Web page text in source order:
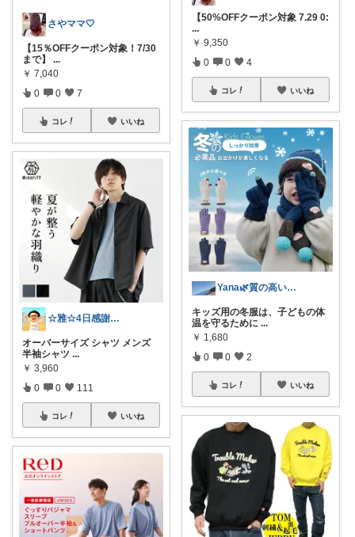
さやママ🤍
【15％OFFクーポン対象！7/30
まで】
...
￥ 7,040
0 0 7
コレ いいね
☆雅☆4日感謝です(^^)/
オーバーサイズ シャツ メンズ
半袖シャツ ...
￥ 3,960
0 0 111
コレ いいね
【50%OFFクーポン対象 7.29 0:
...
￥ 9,350
0 0 4
コレ いいね
Yana🌿質の高い暮らしのROOM
キッズ用の冬服は、子どもの体
温を守るために ...
￥ 1,680
0 0 2
コレ いいね